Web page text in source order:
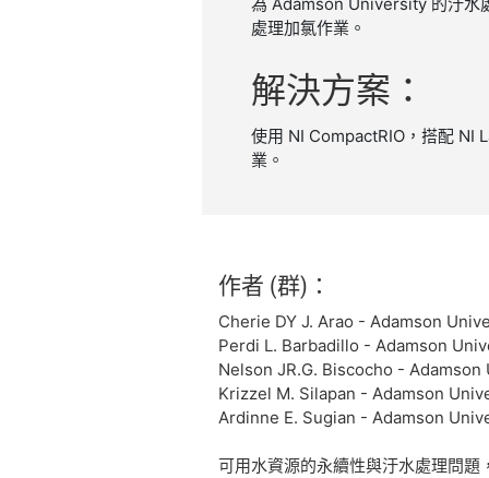
處理​加氯​作業​。
解決方案：
使用 NI CompactRIO，搭配 NI
業。​
作者 (群)：
Cherie DY J. Arao - Adamson
Perdi L. Barbadillo - Adamson
Nelson JR.G. Biscocho - Adamson
Krizzel M. Silapan - Adamson
Ardinne E. Sugian - Adamson
可用水資源的永續性與汙水處理問